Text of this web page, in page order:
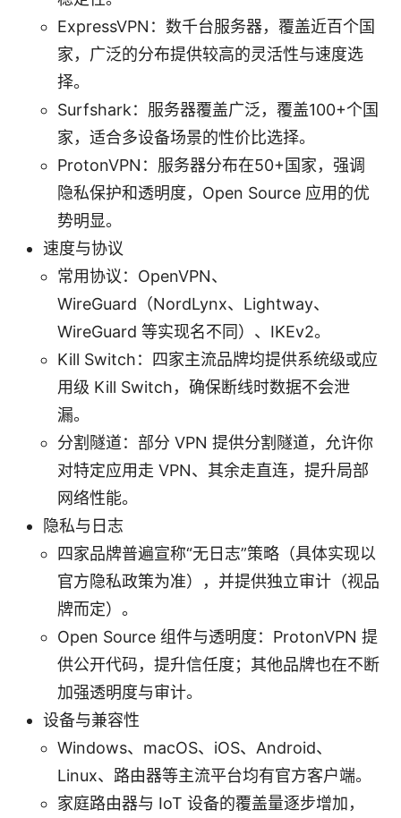
ExpressVPN：数千台服务器，覆盖近百个国
家，广泛的分布提供较高的灵活性与速度选
择。
Surfshark：服务器覆盖广泛，覆盖100+个国
家，适合多设备场景的性价比选择。
ProtonVPN：服务器分布在50+国家，强调
隐私保护和透明度，Open Source 应用的优
势明显。
速度与协议
常用协议：OpenVPN、
WireGuard（NordLynx、Lightway、
WireGuard 等实现名不同）、IKEv2。
Kill Switch：四家主流品牌均提供系统级或应
用级 Kill Switch，确保断线时数据不会泄
漏。
分割隧道：部分 VPN 提供分割隧道，允许你
对特定应用走 VPN、其余走直连，提升局部
网络性能。
隐私与日志
四家品牌普遍宣称“无日志”策略（具体实现以
官方隐私政策为准），并提供独立审计（视品
牌而定）。
Open Source 组件与透明度：ProtonVPN 提
供公开代码，提升信任度；其他品牌也在不断
加强透明度与审计。
设备与兼容性
Windows、macOS、iOS、Android、
Linux、路由器等主流平台均有官方客户端。
家庭路由器与 IoT 设备的覆盖量逐步增加，